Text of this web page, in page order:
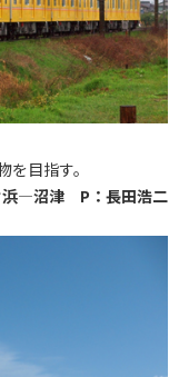
目指す。
―沼津 P：長田浩二